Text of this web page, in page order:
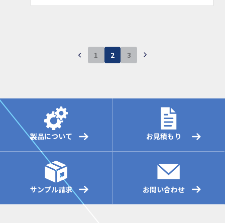
1 2 3
製品について お見積もり
サンプル請求 お問い合わせ